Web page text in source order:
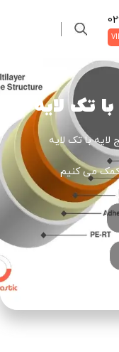
تک لایه
لایه با تک لایه
کمک می کنیم